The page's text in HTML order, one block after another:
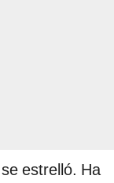
estrelló. Ha